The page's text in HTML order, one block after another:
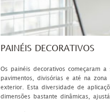
PAINÉIS DECORATIVOS
Os painéis decorativos começaram
pavimentos, divisórias e até na
exterior. Esta diversidade de
dimensões bastante dinâmicas,